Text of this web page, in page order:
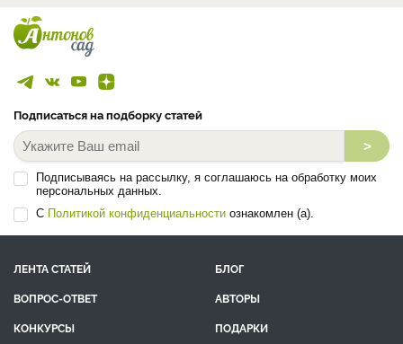
Подписаться на подборку статей
>
Подписываясь на рассылку, я соглашаюсь на обработку моих
персональных данных.
С Политикой конфиденциальности ознакомлен (а).
ЛЕНТА СТАТЕЙ
БЛОГ
ВОПРОС-ОТВЕТ
АВТОРЫ
КОНКУРСЫ
ПОДАРКИ